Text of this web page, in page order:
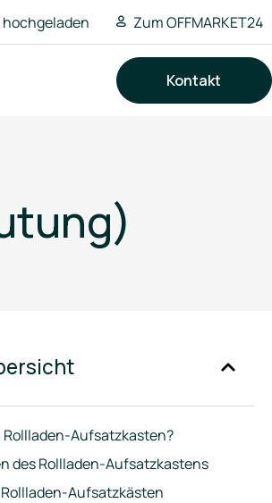
Zum OFFMARKET24
Kontakt
Rollladen-Aufsatzkasten?
des Rollladen-Aufsatzkastens
Aufsatzkästen